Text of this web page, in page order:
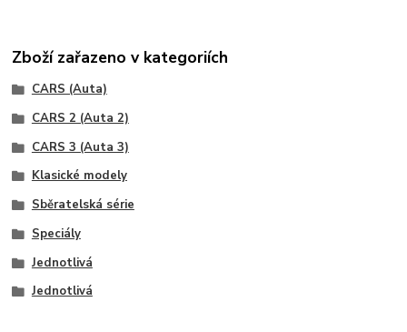
Zboží zařazeno v kategoriích
CARS (Auta)
CARS 2 (Auta 2)
CARS 3 (Auta 3)
Klasické modely
Sběratelská série
Speciály
Jednotlivá
Jednotlivá